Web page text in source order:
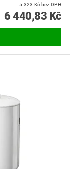
5 323 Kč bez DPH
6 440,83 Kč